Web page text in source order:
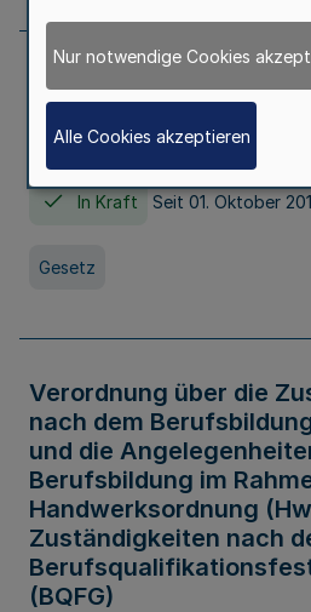
Gesetz über die
Nordrhein-Westfalen
HG)
In Kraft Seit 01. Oktober
Gesetz
Verordnung über die
nach dem
und die
Berufsbildung im
Handwerksordnung
Zuständigkeiten nach
(BQFG)
Nur notwendige Cookies
Alle Cookies akzeptieren